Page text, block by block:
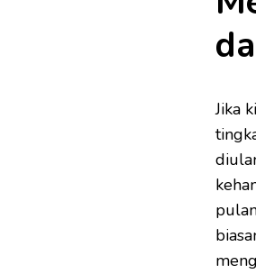
Jika